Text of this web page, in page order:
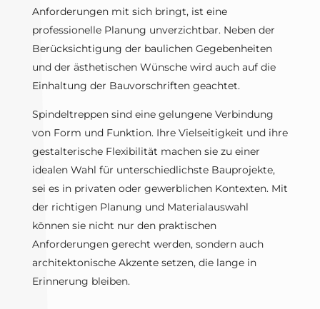
Anforderungen mit sich bringt, ist eine
professionelle Planung unverzichtbar. Neben der
Berücksichtigung der baulichen Gegebenheiten
und der ästhetischen Wünsche wird auch auf die
Einhaltung der Bauvorschriften geachtet.
Spindeltreppen sind eine gelungene Verbindung
von Form und Funktion. Ihre Vielseitigkeit und ihre
gestalterische Flexibilität machen sie zu einer
idealen Wahl für unterschiedlichste Bauprojekte,
sei es in privaten oder gewerblichen Kontexten. Mit
der richtigen Planung und Materialauswahl
können sie nicht nur den praktischen
Anforderungen gerecht werden, sondern auch
architektonische Akzente setzen, die lange in
Erinnerung bleiben.